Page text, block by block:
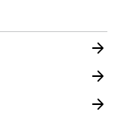
arrow_forward
arrow_forward
arrow_forward